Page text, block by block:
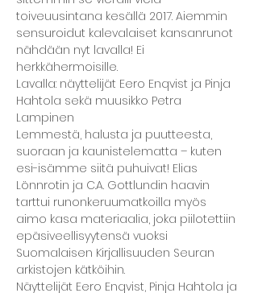
toiveuusintana kesällä 2017. Aiemmin
sensuroidut kalevalaiset kansanrunot
nähdään nyt lavalla! Ei
herkkähermoisille.
Lavalla: näyttelijät Eero Enqvist ja Pinja
Hahtola sekä muusikko Petra
Lampinen
Lemmestä, halusta ja puutteesta,
suoraan ja kaunistelematta – kuten
esi-isämme siitä puhuivat! Elias
Lönnrotin ja C.A. Gottlundin haavin
tarttui runonkeruumatkoilla myös
aimo kasa materiaalia, joka piilotettiin
epäsiveellisyytensä vuoksi
Suomalaisen Kirjallisuuden Seuran
arkistojen kätköihin.
Näyttelijät Eero Enqvist, Pinja Hahtola ja